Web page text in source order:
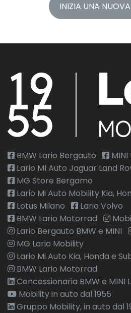
INIZIA UNA
BMW Lario Bergauto
Lario MI Auto Jaguar Land
MG Store Bergamo
Lario Mi Auto Mobility Kia,
Lotus Milano
Lario Volvo
BMW Lario Motorrad
Lario Bergauto BMW e MINI
MG Lario Mobility
Lario Mi Auto Kia, Honda e
BMW Lario Motorrad
Concessionaria BMW e MINI
Mobility in auto dal 1955
Gruppo Mobility, in auto dal